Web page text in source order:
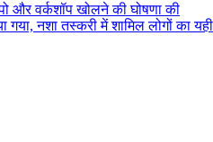
और वर्कशॉप खोलने की घोषणा की
गया, नशा तस्करी में शामिल लोगों का